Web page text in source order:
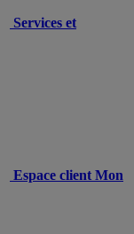
Services et
Espace client Mon